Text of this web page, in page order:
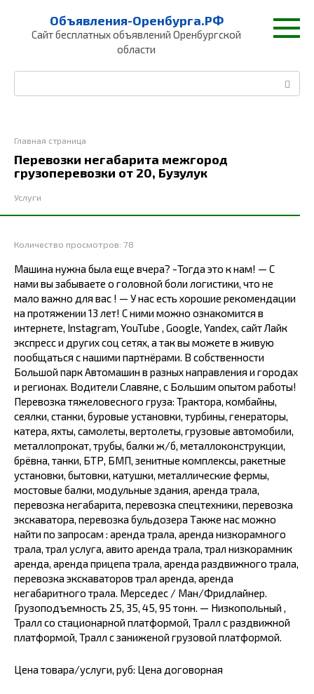
контенту
Объявления-Оренбурга.РФ
Сайт бесплатных объявлений Оренбургской
области
Главная страница
Перевозки негабарита межгород
грузоперевозки от 20, Бузулук
Услуги
Количество просмотров: 78
Машина нужна была еще вчера? -Тогда это к нам! — С
нами вы забываете о головной боли логистики, что не
мало важно для вас ! — У нас есть хорошие рекомендации
на протяжении 13 лет! С ними можно ознакомится в
интернете, Instagram, YouTube , Google, Yandex, сайт Лайк
экспресс и других соц сетях, а так вы можете в живую
пообщаться с нашими партнёрами. В собственности
Большой парк Автомашин в разных направления и городах
и регионах. Водители Славяне, с Большим опытом работы!
Перевозка тяжеловесного груза: Трактора, комбайны,
сеялки, станки, буровые установки, турбины, генераторы,
катера, яхты, самолеты, вертолеты, грузовые автомобили,
металлопрокат, трубы, балки ж/б, металлоконструкции,
брёвна, танки, БТР, БМП, зенитные комплексы, ракетные
установки, бытовки, катушки, металлические фермы,
мостовые балки, модульные здания, аренда трала,
перевозка негабарита, перевозка спецтехники, перевозка
экскаватора, перевозка бульдозера Также нас можно
найти по запросам : аренда трала, аренда низкорамного
трала, трал услуга, авито аренда трала, трал низкорамник
аренда, аренда прицепа трала, аренда раздвижного трала,
перевозка экскаваторов трал аренда, аренда
негабаритного трала. Мерседес / Ман/Фридлайнер.
Грузоподъемность 25, 35, 45, 95 тонн. — Низкопольный ,
Тралл со стационарной платформой, Тралл с раздвижной
платформой, Тралл с заниженой грузовой платформой.
Цена товара/услуги, руб: Цена договорная